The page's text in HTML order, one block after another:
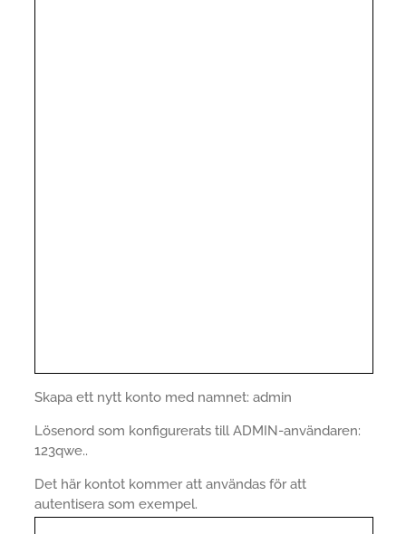
Skapa ett nytt konto med namnet: admin
Lösenord som konfigurerats till ADMIN-användaren:
123qwe..
Det här kontot kommer att användas för att
autentisera som exempel.